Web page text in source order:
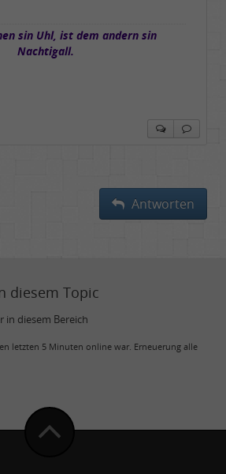
sin Uhl, ist dem andern sin
Nachtigall.
Antworten
diesem Topic
in diesem Bereich
letzten 5 Minuten online war. Erneuerung alle